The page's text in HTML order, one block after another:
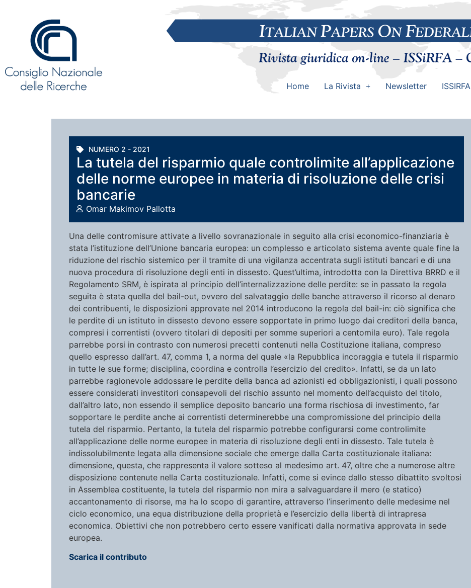
Home La Rivista Newsletter ISSIRFA
NUMERO 2 - 2021
La tutela del risparmio quale controlimite all’applicazione
delle norme europee in materia di risoluzione delle crisi
bancarie
Omar Makimov Pallotta
Una delle contromisure attivate a livello sovranazionale in seguito alla crisi economico-finanziaria è
stata l’istituzione dell’Unione bancaria europea: un complesso e articolato sistema avente quale fine la
riduzione del rischio sistemico per il tramite di una vigilanza accentrata sugli istituti bancari e di una
nuova procedura di risoluzione degli enti in dissesto. Quest’ultima, introdotta con la Direttiva BRRD e il
Regolamento SRM, è ispirata al principio dell’internalizzazione delle perdite: se in passato la regola
seguita è stata quella del bail-out, ovvero del salvataggio delle banche attraverso il ricorso al denaro
dei contribuenti, le disposizioni approvate nel 2014 introducono la regola del bail-in: ciò significa che
le perdite di un istituto in dissesto devono essere sopportate in primo luogo dai creditori della banca,
compresi i correntisti (ovvero titolari di depositi per somme superiori a centomila euro). Tale regola
parrebbe porsi in contrasto con numerosi precetti contenuti nella Costituzione italiana, compreso
quello espresso dall’art. 47, comma 1, a norma del quale «la Repubblica incoraggia e tutela il risparmio
in tutte le sue forme; disciplina, coordina e controlla l’esercizio del credito». Infatti, se da un lato
parrebbe ragionevole addossare le perdite della banca ad azionisti ed obbligazionisti, i quali possono
essere considerati investitori consapevoli del rischio assunto nel momento dell’acquisto del titolo,
dall’altro lato, non essendo il semplice deposito bancario una forma rischiosa di investimento, far
sopportare le perdite anche ai correntisti determinerebbe una compromissione del principio della
tutela del risparmio. Pertanto, la tutela del risparmio potrebbe configurarsi come controlimite
all’applicazione delle norme europee in materia di risoluzione degli enti in dissesto. Tale tutela è
indissolubilmente legata alla dimensione sociale che emerge dalla Carta costituzionale italiana:
dimensione, questa, che rappresenta il valore sotteso al medesimo art. 47, oltre che a numerose altre
disposizione contenute nella Carta costituzionale. Infatti, come si evince dallo stesso dibattito svoltosi
in Assemblea costituente, la tutela del risparmio non mira a salvaguardare il mero (e statico)
accantonamento di risorse, ma ha lo scopo di garantire, attraverso l’inserimento delle medesime nel
ciclo economico, una equa distribuzione della proprietà e l’esercizio della libertà di intrapresa
economica. Obiettivi che non potrebbero certo essere vanificati dalla normativa approvata in sede
europea.
Scarica il contributo